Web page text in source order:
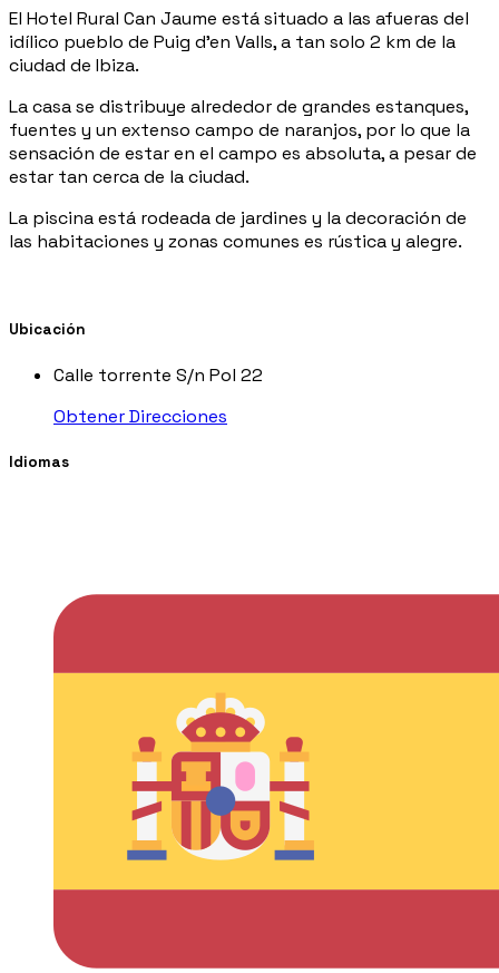
El Hotel Rural Can Jaume está situado a las afueras del
idílico pueblo de Puig d'en Valls, a tan solo 2 km de la
ciudad de Ibiza.
La casa se distribuye alrededor de grandes estanques,
fuentes y un extenso campo de naranjos, por lo que la
sensación de estar en el campo es absoluta, a pesar de
estar tan cerca de la ciudad.
La piscina está rodeada de jardines y la decoración de
las habitaciones y zonas comunes es rústica y alegre.
Ubicación
Calle torrente S/n Pol 22
Obtener Direcciones
Idiomas